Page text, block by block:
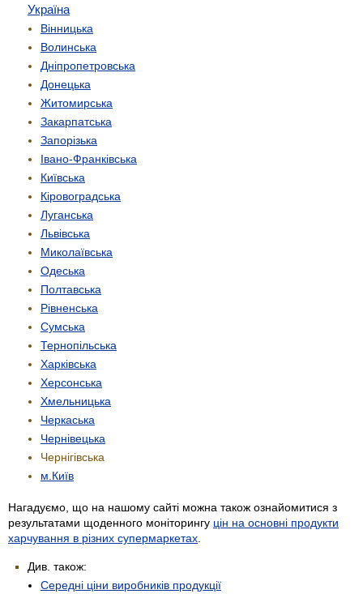
Україна
Вінницька
Волинська
Дніпропетровська
Донецька
Житомирська
Закарпатська
Запорізька
Івано-Франківська
Київська
Кіровоградська
Луганська
Львівська
Миколаївська
Одеська
Полтавська
Рівненська
Сумська
Тернопільська
Харківська
Херсонська
Хмельницька
Черкаська
Чернівецька
Чернігівська
м.Київ
Нагадуємо, що на нашому сайті можна також ознайомитися з
результатами щоденного моніторингу цін на основні продукти
харчування в різних супермаркетах
Див. також:
Середні ціни виробників продукції